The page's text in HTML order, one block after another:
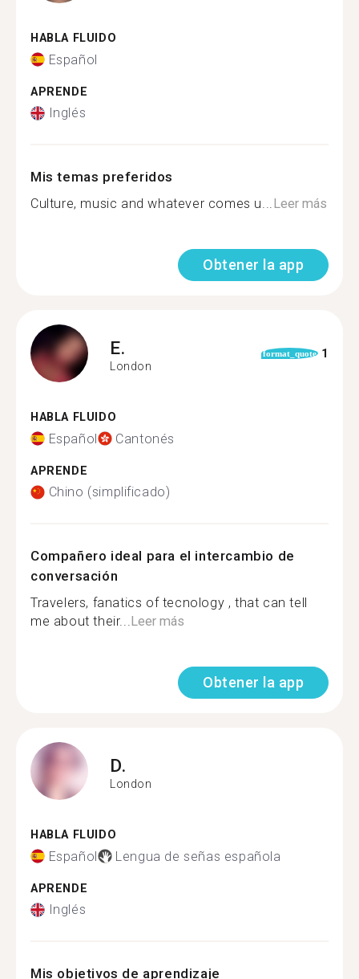
HABLA FLUIDO
Español
APRENDE
Inglés
Mis temas preferidos
Culture, music and whatever comes u...Leer más
Obtener la app
E.
London
format_quote 1
HABLA FLUIDO
Español Cantonés
APRENDE
Chino (simplificado)
Compañero ideal para el intercambio de
conversación
Travelers, fanatics of tecnology , that can tell
me about their...Leer más
Obtener la app
D.
London
HABLA FLUIDO
Español Lengua de señas española
APRENDE
Inglés
Mis objetivos de aprendizaje